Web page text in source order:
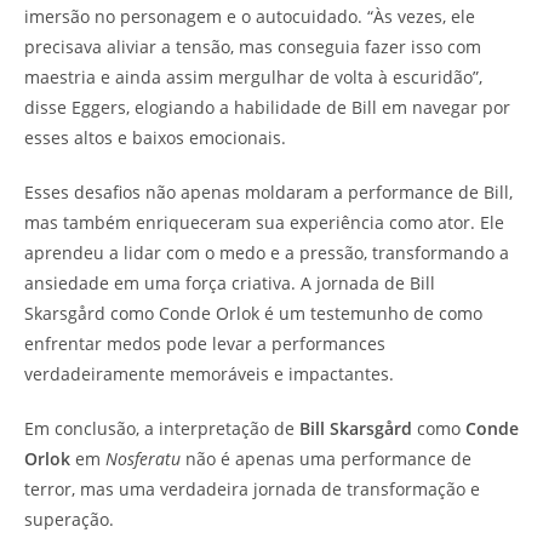
imersão no personagem e o autocuidado. “Às vezes, ele
precisava aliviar a tensão, mas conseguia fazer isso com
maestria e ainda assim mergulhar de volta à escuridão”,
disse Eggers, elogiando a habilidade de Bill em navegar por
esses altos e baixos emocionais.
Esses desafios não apenas moldaram a performance de Bill,
mas também enriqueceram sua experiência como ator. Ele
aprendeu a lidar com o medo e a pressão, transformando a
ansiedade em uma força criativa. A jornada de Bill
Skarsgård como Conde Orlok é um testemunho de como
enfrentar medos pode levar a performances
verdadeiramente memoráveis e impactantes.
Em conclusão, a interpretação de Bill Skarsgård como Conde
Orlok em Nosferatu não é apenas uma performance de
terror, mas uma verdadeira jornada de transformação e
superação.